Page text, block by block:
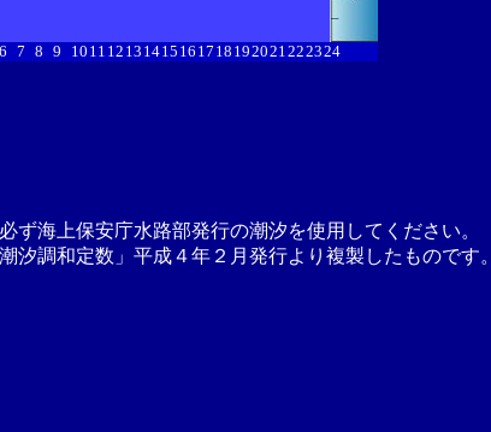
6 7 8 9 10 11 12 13 1415 16 17 18 192021222324
海上保安庁水路部発行の潮汐を使用してください。
調和定数」平成４年２月発行より複製したものです。